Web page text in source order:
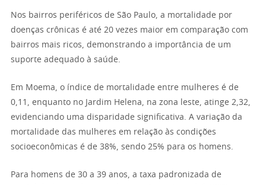
Nos bairros periféricos de São Paulo, a mortalidade por
doenças crônicas é até 20 vezes maior em comparação com
bairros mais ricos, demonstrando a importância de um
suporte adequado à saúde.
Em Moema, o índice de mortalidade entre mulheres é de
0,11, enquanto no Jardim Helena, na zona leste, atinge 2,32,
evidenciando uma disparidade significativa. A variação da
mortalidade das mulheres em relação às condições
socioeconômicas é de 38%, sendo 25% para os homens.
Para homens de 30 a 39 anos, a taxa padronizada de